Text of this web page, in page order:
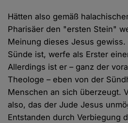
Hätten also gemäß
Pharisäer den "ersten Stein"
Meinung dieses Jesus
Sünde ist, werfe als Erster
Allerdings ist er – ganz der
Theologe – eben von der
Menschen an sich überzeugt.
also, das der Jude Jesus
Entstanden durch Verbiegung